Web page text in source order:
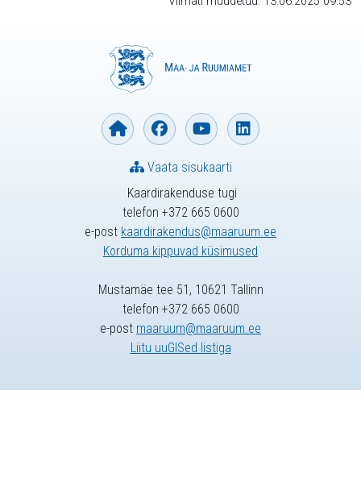
Kaardirakenduse tugi
telefon +372 665 0600
e-post kaardirakendus@maaruum.ee
Korduma kippuvad küsimused
Vaata sisukaarti
Mustamäe tee 51, 10621 Tallinn
telefon +372 665 0600
e-post maaruum@maaruum.ee
Liitu uuGISed listiga